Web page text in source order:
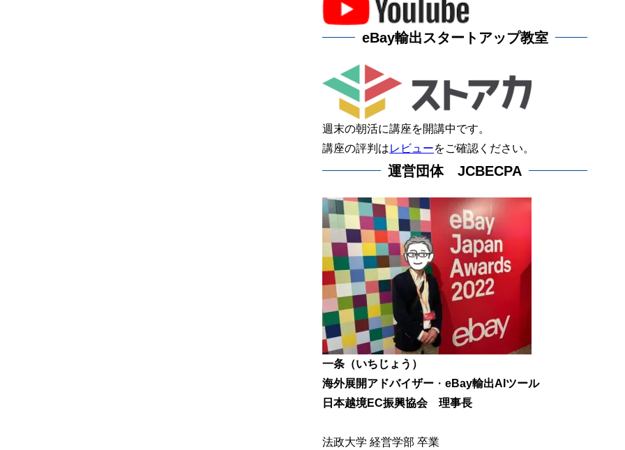
eBay輸出スタートアップ教室
週末の朝活に講座を開講中です。
講座の評判はレビューをご確認ください。
運営団体 JCBECPA
一条（いちじょう）
海外展開アドバイザー ・eBay輸出AIツール
日本越境EC振興協会 理事長
法政大学 経営学部 卒業